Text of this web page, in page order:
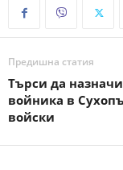
Предишна статия
Търси да
войника в
войски